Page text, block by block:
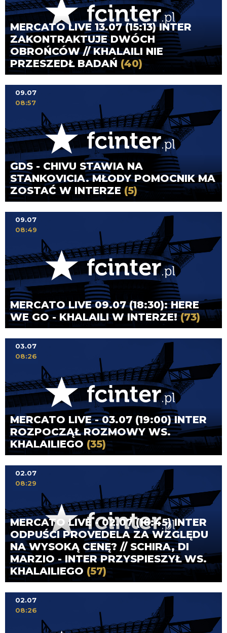
MERCATO LIVE 13.07 (15:13) INTER
ZAKONTRAKTUJE DWÓCH
OBROŃCÓW // KHALAILI NIE
PRZESZEDŁ BADAŃ (40)
GDS - CHIVU STAWIA NA
STANKOVICIA. MŁODY POMOCNIK MA
ZOSTAĆ W INTERZE (5)
09.07
08:57
MERCATO LIVE 09.07 (18:30): HERE
WE GO - KHALAILI W INTERZE!(73)
09.07
08:49
MERCATO LIVE - 03.07 (19:00) INTER
ROZPOCZĄŁ ROZMOWY WS.
KHALAILIEGO (35)
03.07
08:26
MERCATO LIVE - 02.07 (16:45) INTER
ODPUŚCI PROVEDELA ZA WZGLĘDU
NA WYSOKĄ CENĘ? // SCHIRA, DI
MARZIO - INTER PRZYSPIESZYŁ WS.
KHALAILIEGO (57)
02.07
08:29
02.07
08:26